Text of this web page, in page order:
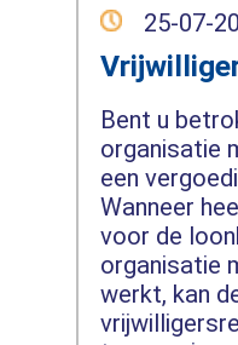
25-07-
Bent u
organisatie
een
Wanneer
voor de
organisatie
werkt, kan